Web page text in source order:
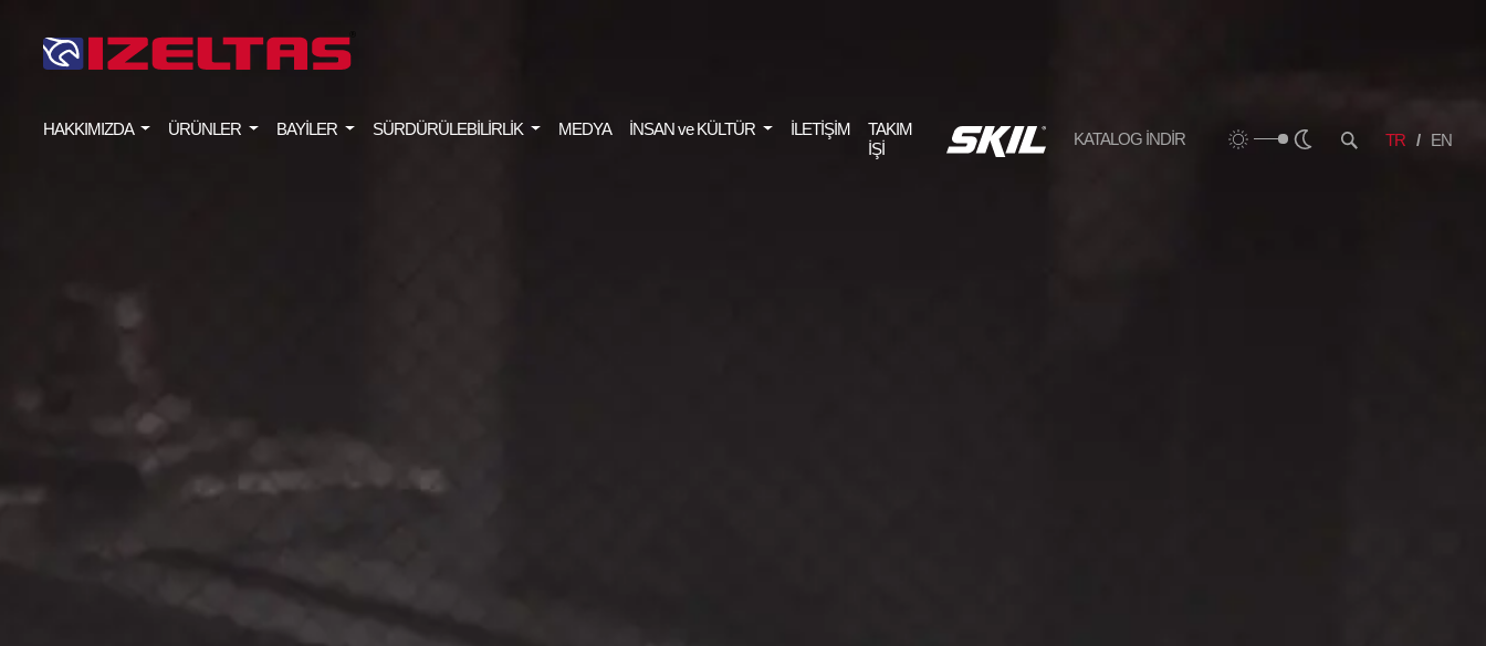
HAKKIMIZDA ÜRÜNLER BAYİLER SÜRDÜRÜLEBİLİRLİK MEDYA İNSAN ve KÜLTÜR İLETİŞİM
TAKIM
İŞİ
KATALOG İNDİR TR EN